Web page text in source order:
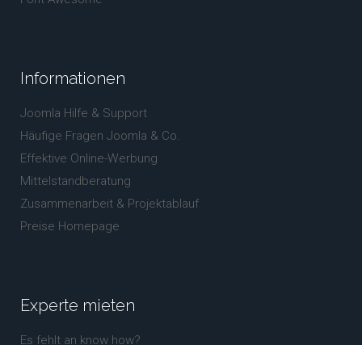
Informationen
Joomla Hilfe & Support
Häufige Fragen Joomla & Co.
Effektive Online-Werbung
Mittelstandberatung
Zusammenarbeit & Projektablauf
Preise Homepage
Experte mieten
Es fehlt an know how?